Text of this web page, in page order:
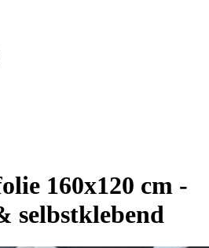
160x120 cm -
selbstklebend